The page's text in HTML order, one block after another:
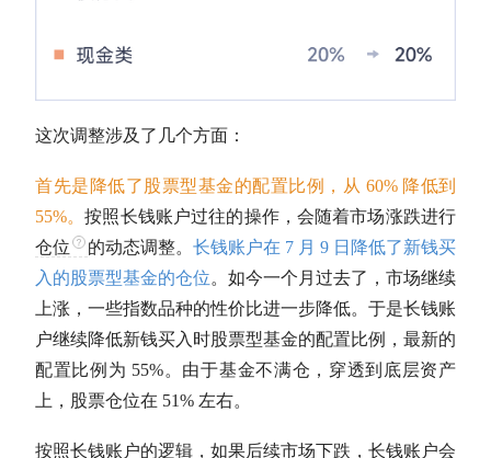
这次调整涉及了几个方面：
首先是降低了股票型基金的配置比例，从 60% 降低到
55%。按照长钱账户过往的操作，会随着市场涨跌进行
仓位
的动态调整。 长钱账户在 7 月 9 日降低了新钱买
入的股票型基金的仓位。如今一个月过去了，市场继续
上涨，一些指数品种的性价比进一步降低。于是长钱账
户继续降低新钱买入时股票型基金的配置比例，最新的
配置比例为 55%。由于基金不满仓，穿透到底层资产
上，股票仓位在 51% 左右。
按照长钱账户的逻辑，如果后续市场下跌，长钱账户会